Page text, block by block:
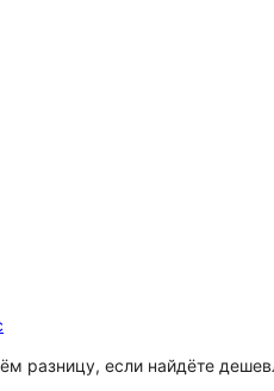
разницу, если найдёте